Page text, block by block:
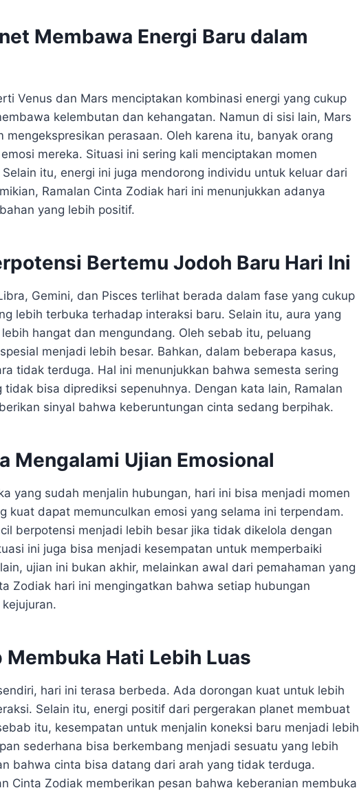
Membawa Energi Baru dalam
Venus dan Mars menciptakan kombinasi energi yang cukup
kelembutan dan kehangatan. Namun di sisi lain, Mars
mengekspresikan perasaan. Oleh karena itu, banyak orang
mereka. Situasi ini sering kali menciptakan momen
itu, energi ini juga mendorong individu untuk keluar dari
Ramalan Cinta Zodiak hari ini menunjukkan adanya
yang lebih positif.
Bertemu Jodoh Baru Hari Ini
Gemini, dan Pisces terlihat berada dalam fase yang cukup
lebih terbuka terhadap interaksi baru. Selain itu, aura yang
hangat dan mengundang. Oleh sebab itu, peluang
menjadi lebih besar. Bahkan, dalam beberapa kasus,
tidak terduga. Hal ini menunjukkan bahwa semesta sering
bisa diprediksi sepenuhnya. Dengan kata lain, Ramalan
sinyal bahwa keberuntungan cinta sedang berpihak.
Mengalami Ujian Emosional
yang sudah menjalin hubungan, hari ini bisa menjadi momen
kuat dapat memunculkan emosi yang selama ini terpendam.
berpotensi menjadi lebih besar jika tidak dikelola dengan
ini juga bisa menjadi kesempatan untuk memperbaiki
ujian ini bukan akhir, melainkan awal dari pemahaman yang
Zodiak hari ini mengingatkan bahwa setiap hubungan
Membuka Hati Lebih Luas
hari ini terasa berbeda. Ada dorongan kuat untuk lebih
Selain itu, energi positif dari pergerakan planet membuat
itu, kesempatan untuk menjalin koneksi baru menjadi lebih
sederhana bisa berkembang menjadi sesuatu yang lebih
bahwa cinta bisa datang dari arah yang tidak terduga.
Cinta Zodiak memberikan pesan bahwa keberanian membuka